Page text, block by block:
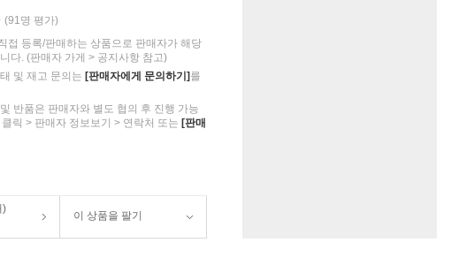
(91명 평가)
접 등록/판매하는 상품으로 판매자가 해당
다. (판매자 가게 > 공지사항 참고)
및 재고 문의는 [판매자에게 문의하기] 를
반품은 판매자와 별도 협의 후 진행 가능
릭 > 판매자 정보보기 > 연락처 또는 [판매
)
이 상품을 팔기